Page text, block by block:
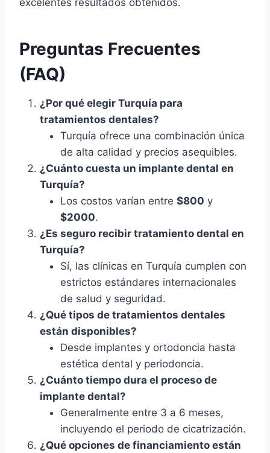
excelentes resultados obtenidos.
Preguntas Frecuentes
(FAQ)
¿Por qué elegir Turquía para
tratamientos dentales?
Turquía ofrece una combinación única
de alta calidad y precios asequibles.
¿Cuánto cuesta un implante dental en
Turquía?
Los costos varían entre $800 y
$2000.
¿Es seguro recibir tratamiento dental en
Turquía?
Sí, las clínicas en Turquía cumplen con
estrictos estándares internacionales
de salud y seguridad.
¿Qué tipos de tratamientos dentales
están disponibles?
Desde implantes y ortodoncia hasta
estética dental y periodoncia.
¿Cuánto tiempo dura el proceso de
implante dental?
Generalmente entre 3 a 6 meses,
incluyendo el periodo de cicatrización.
¿Qué opciones de financiamiento están